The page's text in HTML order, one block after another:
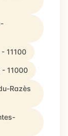
11100
- 11000
Razès